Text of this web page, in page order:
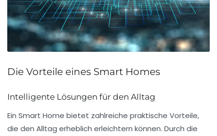
Die Vorteile eines Smart Homes
Intelligente Lösungen für den Alltag
Ein Smart Home bietet zahlreiche praktische Vorteile,
die den Alltag erheblich erleichtern können. Durch die